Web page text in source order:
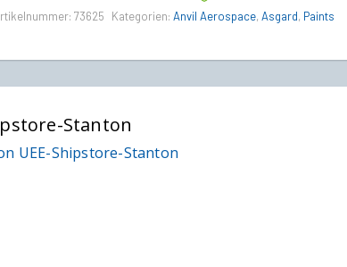
73625 Kategorien: Anvil Aerospace, Asgard, Paints
Stanton
UEE-Shipstore-Stanton